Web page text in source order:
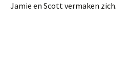
Jamie en Scott vermaken zich.